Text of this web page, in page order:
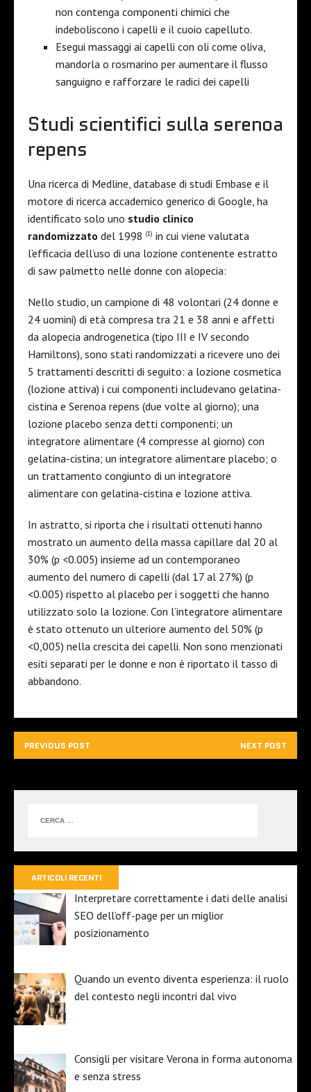
non contenga componenti chimici che
indeboliscono i capelli e il cuoio capelluto.
Esegui massaggi ai capelli con oli come oliva,
mandorla o rosmarino per aumentare il flusso
sanguigno e rafforzare le radici dei capelli
Studi scientifici sulla serenoa
repens
Una ricerca di Medline, database di studi Embase e il
motore di ricerca accademico generico di Google, ha
identificato solo uno studio clinico
randomizzato del 1998 (1) in cui viene valutata
l’efficacia dell’uso di una lozione contenente estratto
di saw palmetto nelle donne con alopecia:
Nello studio, un campione di 48 volontari (24 donne e
24 uomini) di età compresa tra 21 e 38 anni e affetti
da alopecia androgenetica (tipo III e IV secondo
Hamiltons), sono stati randomizzati a ricevere uno dei
5 trattamenti descritti di seguito: a lozione cosmetica
(lozione attiva) i cui componenti includevano gelatina-
cistina e Serenoa repens (due volte al giorno); una
lozione placebo senza detti componenti; un
integratore alimentare (4 compresse al giorno) con
gelatina-cistina; un integratore alimentare placebo; o
un trattamento congiunto di un integratore
alimentare con gelatina-cistina e lozione attiva.
In astratto, si riporta che i risultati ottenuti hanno
mostrato un aumento della massa capillare dal 20 al
30% (p <0.005) insieme ad un contemporaneo
aumento del numero di capelli (dal 17 al 27%) (p
<0.005) rispetto al placebo per i soggetti che hanno
utilizzato solo la lozione. Con l’integratore alimentare
è stato ottenuto un ulteriore aumento del 50% (p
<0,005) nella crescita dei capelli. Non sono menzionati
esiti separati per le donne e non è riportato il tasso di
abbandono.
PREVIOUS POST NEXT POST
ARTICOLI RECENTI
Interpretare correttamente i dati delle analisi
SEO dell’off-page per un miglior
posizionamento
Quando un evento diventa esperienza: il ruolo
del contesto negli incontri dal vivo
Consigli per visitare Verona in forma autonoma
e senza stress